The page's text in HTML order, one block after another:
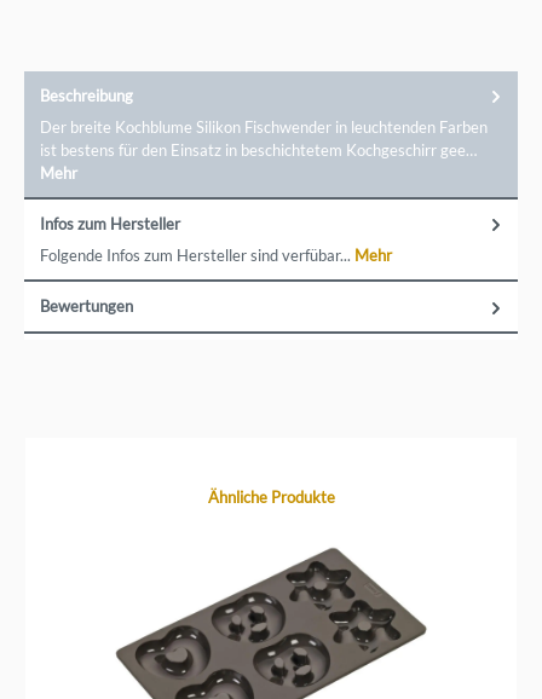
Beschreibung
Der breite Kochblume Silikon Fischwender in leuchtenden Farben
ist bestens für den Einsatz in beschichtetem Kochgeschirr gee…
Mehr
Infos zum Hersteller
Folgende Infos zum Hersteller sind verfübar... Mehr
Bewertungen
Produktgalerie überspringenÄhnliche Produkte